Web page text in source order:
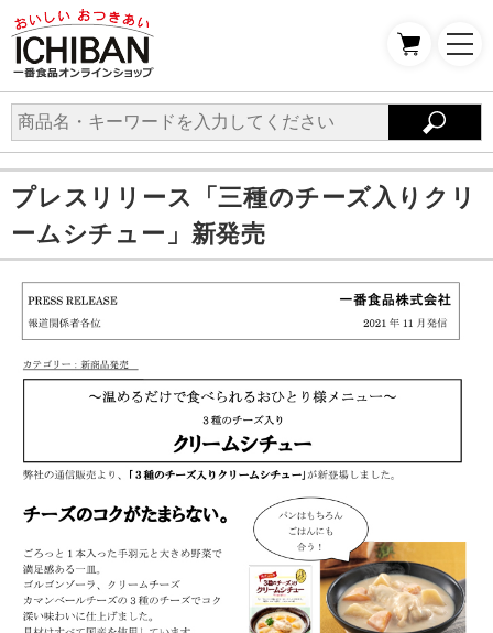
プレスリリース「三種のチーズ入りクリ
ームシチュー」新発売